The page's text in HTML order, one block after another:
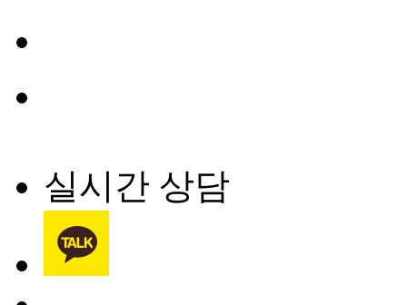
실시간 상담